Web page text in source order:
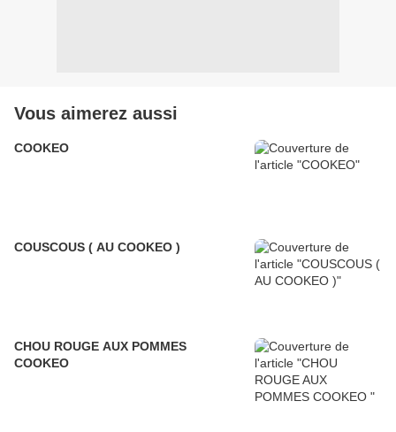
Vous aimerez aussi
COOKEO
COUSCOUS ( AU COOKEO )
CHOU ROUGE AUX POMMES
COOKEO